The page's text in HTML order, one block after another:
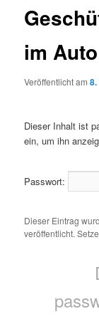
im Auto
Veröffentlicht am
Dieser Inhalt ist
ein, um ihn
Passwort:
Dieser Eintrag
veröffentlicht.